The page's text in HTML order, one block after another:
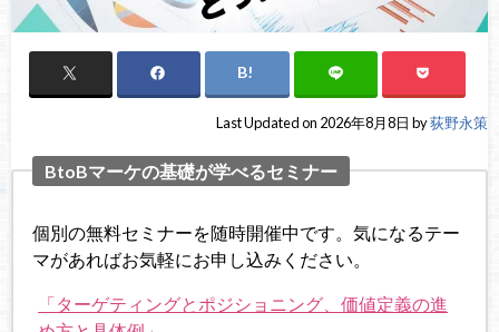
Last Updated on 2026年8月8日 by荻野永策
BtoBマーケの基礎が学べるセミナー
個別の無料セミナーを随時開催中です。気になるテー
マがあればお気軽にお申し込みください。
「ターゲティングとポジショニング、価値定義の進